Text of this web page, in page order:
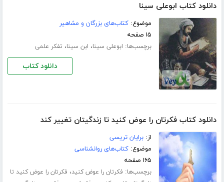
دانلود کتاب ابوعلی سینا
موضوع:کتاب‌های بزرگان و مشاهیر
۱۵ صفحه
برچسب‌ها: ابوعلی سینا، ابن سینا، تفکر علمی
دانلود کتاب
دانلود کتاب فکرتان را عوض کنید تا زندگیتان تغییر کند
از:برایان تریسی
موضوع:کتاب‌های روانشناسی
۱۶۵ صفحه
برچسب‌ها: فکرتان را عوض کنید، فکرتان را عوض کنید تا